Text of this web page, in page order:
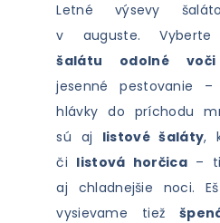
Letné výsevy
v auguste.
šalátu odolné
jesenné pestovanie
hlávky do príchodu
sú aj listové šaláty,
či listová horčica–
aj chladnejšie noci.
vysievame tiež